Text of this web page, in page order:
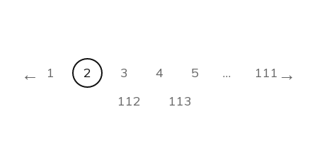
← 1 2 3 4 5 …
111
112
113
→